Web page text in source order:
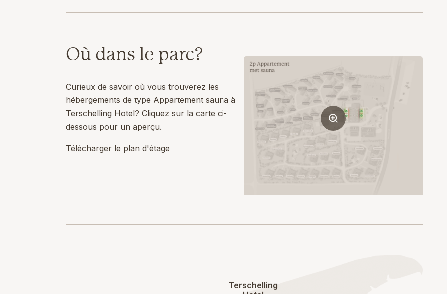
Où dans le parc?
Curieux de savoir où vous trouverez les
hébergements de type Appartement sauna à
Terschelling Hotel? Cliquez sur la carte ci-
dessous pour un aperçu.
Télécharger le plan d'étage
Terschelling